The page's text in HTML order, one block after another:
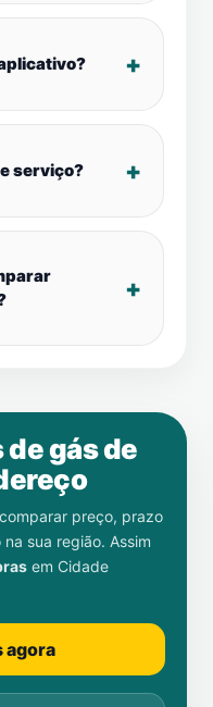
serviço?
gás de
preço, prazo
sua região. Assim
em Cidade
agora